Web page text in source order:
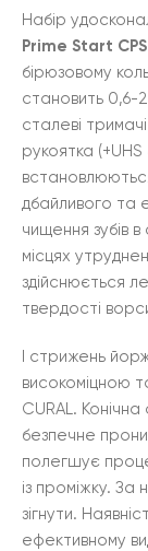
Набір
Prime Start
бірюзовому
становить 0,6-
сталеві
рукоятка
дбайливого та
чищення зубів в
місцях
здійснюється
твердості
І стрижень
високоміцною
CURAL.
безпечне
полегшує
із проміжку.
зігнути.
ефективному